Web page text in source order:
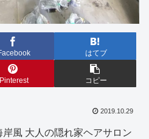
はてブ
Pinterest コピー
2019.10.29
風 大人の隠れ家ヘアサロン